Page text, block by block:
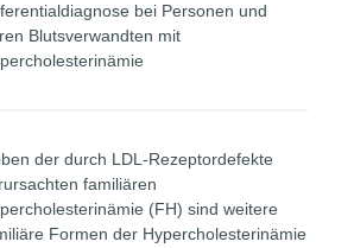
bei Personen und
Blutsverwandten mit
der durch LDL-Rezeptordefekte
familiären
(FH) sind weitere
Formen der Hypercholesterinämie